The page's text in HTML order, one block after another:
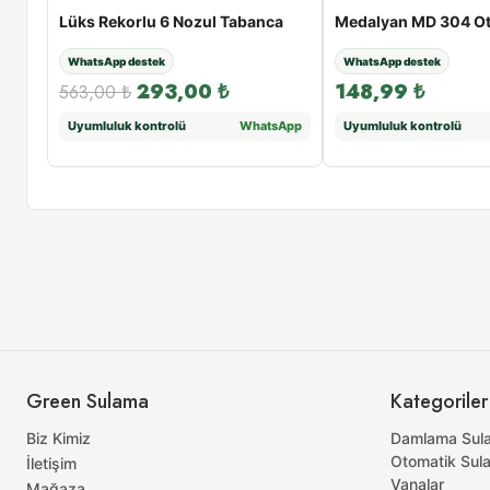
Lüks Rekorlu 6 Nozul Tabanca
WhatsApp destek
563,00₺ 293,00 ₺
Uyumluluk kontrolü WhatsApp
WhatsApp destek
148,99 ₺
Uyumluluk kontrolü
Green Sulama
Biz Kimiz
İletişim
Kategoriler
Damlama
Otomatik
Vanalar